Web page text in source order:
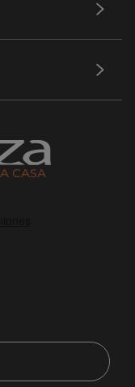
CASA